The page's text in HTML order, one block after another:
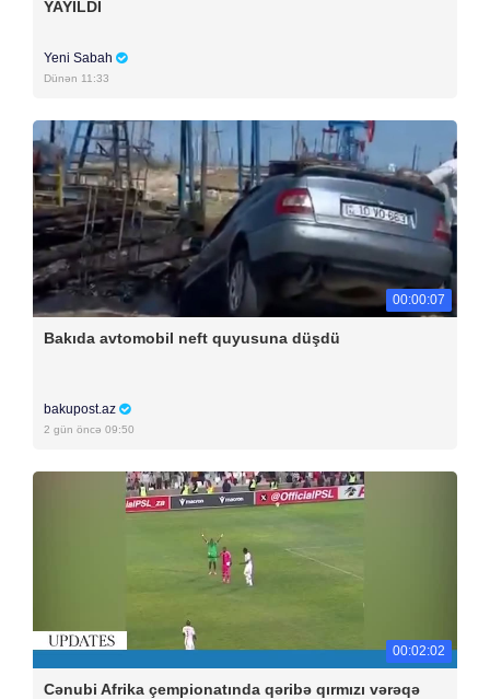
YAYILDI
Yeni Sabah
Dünən 11:33
00:00:07
Bakıda avtomobil neft quyusuna düşdü
bakupost.az
2 gün öncə 09:50
00:02:02
Cənubi Afrika çempionatında qəribə qırmızı vərəqə